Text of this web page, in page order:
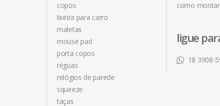
copos
lixeira para carro
maletas
mouse pad
porta copos
réguas
relógios de parede
squeeze
taças
como
ligue
18 3908-